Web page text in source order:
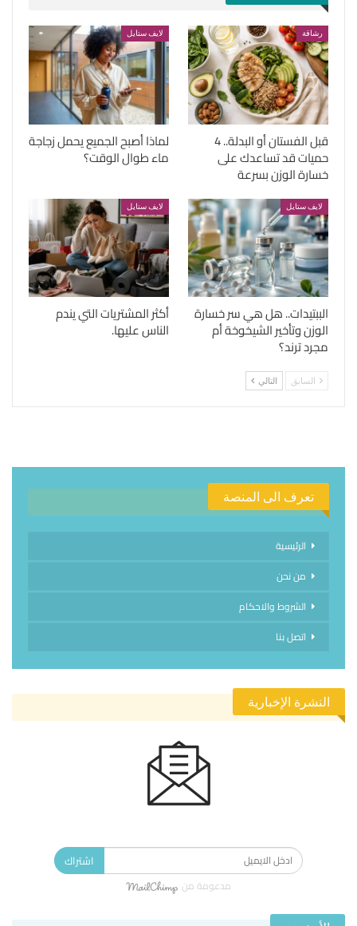
رشاقة
قبل الفستان أو البدلة.. 4
حميات قد تساعدك على
خسارة الوزن بسرعة
لايف ستايل
لماذا أصبح الجميع يحمل زجاجة
ماء طوال الوقت؟
لايف ستايل
الببتيدات.. هل هي سر خسارة
الوزن وتأخير الشيخوخة أم
مجرد ترند؟
لايف ستايل
أكثر المشتريات التي يندم
الناس عليها.
السابق التالي
تعرف الى المنصة
الرئيسية
من نحن
الشروط والاحكام
اتصل بنا
النشرة الإخبارية
اشتراك
مدعومة من